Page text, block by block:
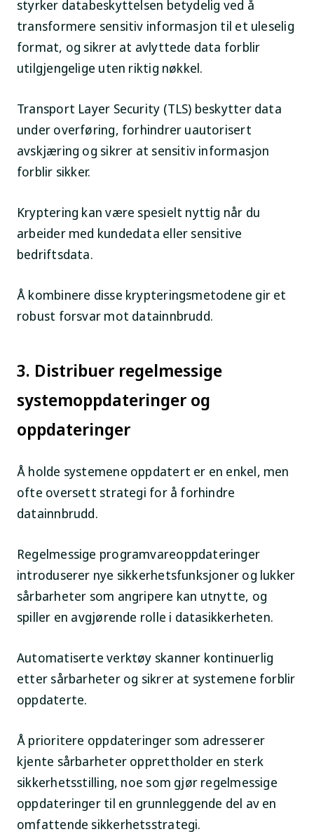
styrker databeskyttelsen betydelig ved å
transformere sensitiv informasjon til et uleselig
format, og sikrer at avlyttede data forblir
utilgjengelige uten riktig nøkkel.
Transport Layer Security (TLS) beskytter data
under overføring, forhindrer uautorisert
avskjæring og sikrer at sensitiv informasjon
forblir sikker.
Kryptering kan være spesielt nyttig når du
arbeider med kundedata eller sensitive
bedriftsdata.
Å kombinere disse krypteringsmetodene gir et
robust forsvar mot datainnbrudd.
3. Distribuer regelmessige
systemoppdateringer og
oppdateringer
Å holde systemene oppdatert er en enkel, men
ofte oversett strategi for å forhindre
datainnbrudd.
Regelmessige programvareoppdateringer
introduserer nye sikkerhetsfunksjoner og lukker
sårbarheter som angripere kan utnytte, og
spiller en avgjørende rolle i datasikkerheten.
Automatiserte verktøy skanner kontinuerlig
etter sårbarheter og sikrer at systemene forblir
oppdaterte.
Å prioritere oppdateringer som adresserer
kjente sårbarheter opprettholder en sterk
sikkerhetsstilling, noe som gjør regelmessige
oppdateringer til en grunnleggende del av en
omfattende sikkerhetsstrategi.